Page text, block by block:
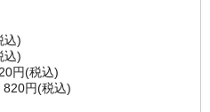
込)
込)
円(税込)
820円(税込)